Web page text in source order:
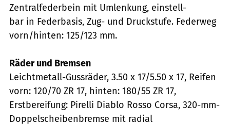
Zentralfederbein mit Umlenkung, einstell-
bar in Federbasis, Zug- und Druckstufe. Federweg
vorn/hinten: 125/123 mm.
Räder und Bremsen
Leichtmetall-Guss­räder, 3.50 x 17/5.50 x 17, Reifen
vorn: 120/70 ZR 17, hinten: 180/55 ZR 17,
Erstbereifung: Pirelli Diablo Rosso Corsa, 320-mm-
Doppelscheibenbremse mit radial